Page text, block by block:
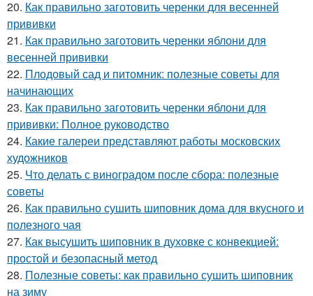
20. Как правильно заготовить черенки для весенней
прививки
21. Как правильно заготовить черенки яблони для
весенней прививки
22. Плодовый сад и питомник: полезные советы для
начинающих
23. Как правильно заготовить черенки яблони для
прививки: Полное руководство
24. Какие галереи представляют работы московских
художников
25. Что делать с виноградом после сбора: полезные
советы
26. Как правильно сушить шиповник дома для вкусного и
полезного чая
27. Как высушить шиповник в духовке с конвекцией:
простой и безопасный метод
28. Полезные советы: как правильно сушить шиповник
на зиму